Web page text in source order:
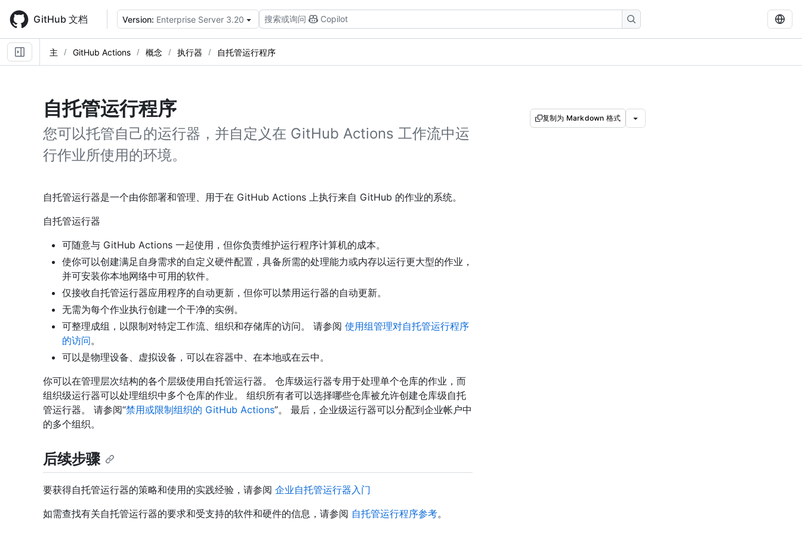
main
content
GitHub 文档 Version: Enterprise Server 3.20 搜索或询问 Copilot
主 GitHub Actions 概念 执行器 自托管运行程序
自托管运行程序
您可以托管自己的运行器，并自定义在 GitHub Actions 工作流中运
行作业所使用的环境。
复制为 Markdown 格式
自托管运行器是一个由你部署和管理、用于在 GitHub Actions 上执行来自 GitHub 的作业的系统。
自托管运行器
可随意与 GitHub Actions 一起使用，但你负责维护运行程序计算机的成本。
使你可以创建满足自身需求的自定义硬件配置，具备所需的处理能力或内存以运行更大型的作业，
并可安装你本地网络中可用的软件。
仅接收自托管运行器应用程序的自动更新，但你可以禁用运行器的自动更新。
无需为每个作业执行创建一个干净的实例。
可整理成组，以限制对特定工作流、组织和存储库的访问。 请参阅 使用组管理对自托管运行程序
的访问。
可以是物理设备、虚拟设备，可以在容器中、在本地或在云中。
你可以在管理层次结构的各个层级使用自托管运行器。 仓库级运行器专用于处理单个仓库的作业，而
组织级运行器可以处理组织中多个仓库的作业。 组织所有者可以选择哪些仓库被允许创建仓库级自托
管运行器。 请参阅“禁用或限制组织的 GitHub Actions”。 最后，企业级运行器可以分配到企业帐户中
的多个组织。
后续步骤
要获得自托管运行器的策略和使用的实践经验，请参阅 企业自托管运行器入门
如需查找有关自托管运行器的要求和受支持的软件和硬件的信息，请参阅 自托管运行程序参考。